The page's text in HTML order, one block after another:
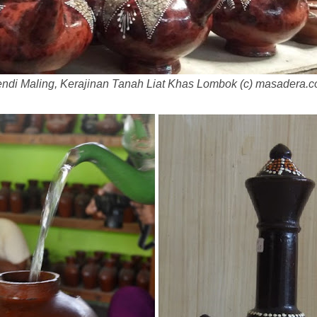
Maling, Kerajinan Tanah Liat Khas Lombok (c)